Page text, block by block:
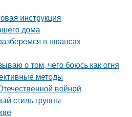
инструкция
дома
в нюансах
о том, чего боюсь как огня
методы
войной
стиль группы